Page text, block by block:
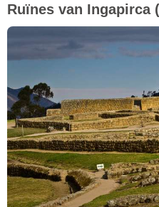
Ruïnes van Ingapirca